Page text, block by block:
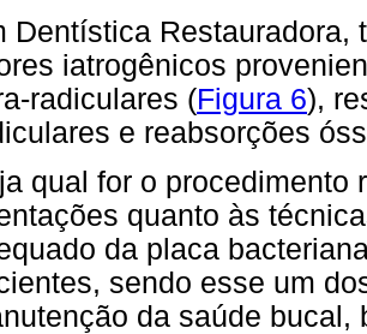
Dentística Restauradora,
iatrogênicos
radiculares (Figura 6),
e reabsorções
qual for o procedimento
quanto às
da placa
sendo esse um
da saúde bucal,